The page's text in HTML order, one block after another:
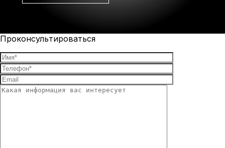
Проконсультироваться